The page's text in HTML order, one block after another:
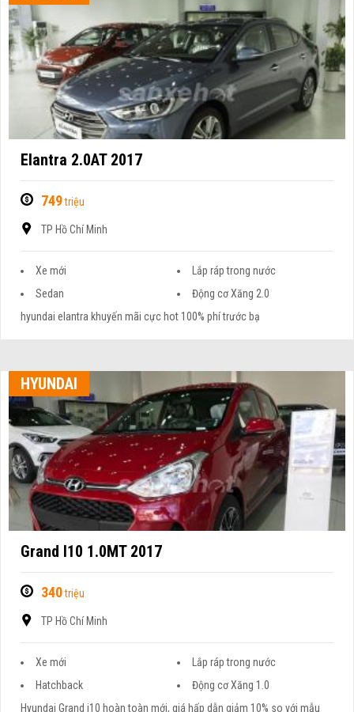
Elantra 2.0AT 2017
749triệu
TP Hồ Chí Minh
Xe mới
Lắp ráp trong nước
Sedan
Động cơ Xăng 2.0
hyundai elantra khuyến mãi cực hot 100% phí trước bạ
HYUNDAI
Grand I10 1.0MT 2017
340triệu
TP Hồ Chí Minh
Xe mới
Lắp ráp trong nước
Hatchback
Động cơ Xăng 1.0
Hyundai Grand i10 hoàn toàn mới, giá hấp dẫn giảm 10% so với mẫu